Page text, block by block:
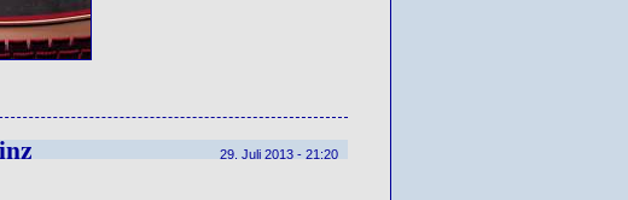
29. Juli 2013 - 21:20